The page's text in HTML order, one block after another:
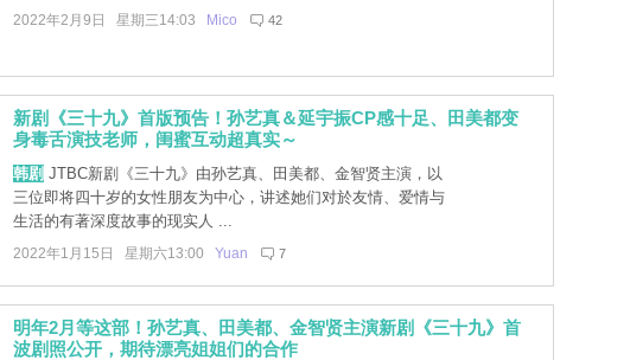
2022年2月9日 星期三14:03 Mico 42
新剧《三十九》首版预告！孙艺真＆延宇振CP感十足、田美都变
身毒舌演技老师，闺蜜互动超真实～
韩剧 JTBC新剧《三十九》由孙艺真、田美都、金智贤主演，以
三位即将四十岁的女性朋友为中心，讲述她们对於友情、爱情与
生活的有著深度故事的现实人 ...
2022年1月15日 星期六13:00 Yuan 7
明年2月等这部！孙艺真、田美都、金智贤主演新剧《三十九》首
波剧照公开，期待漂亮姐姐们的合作